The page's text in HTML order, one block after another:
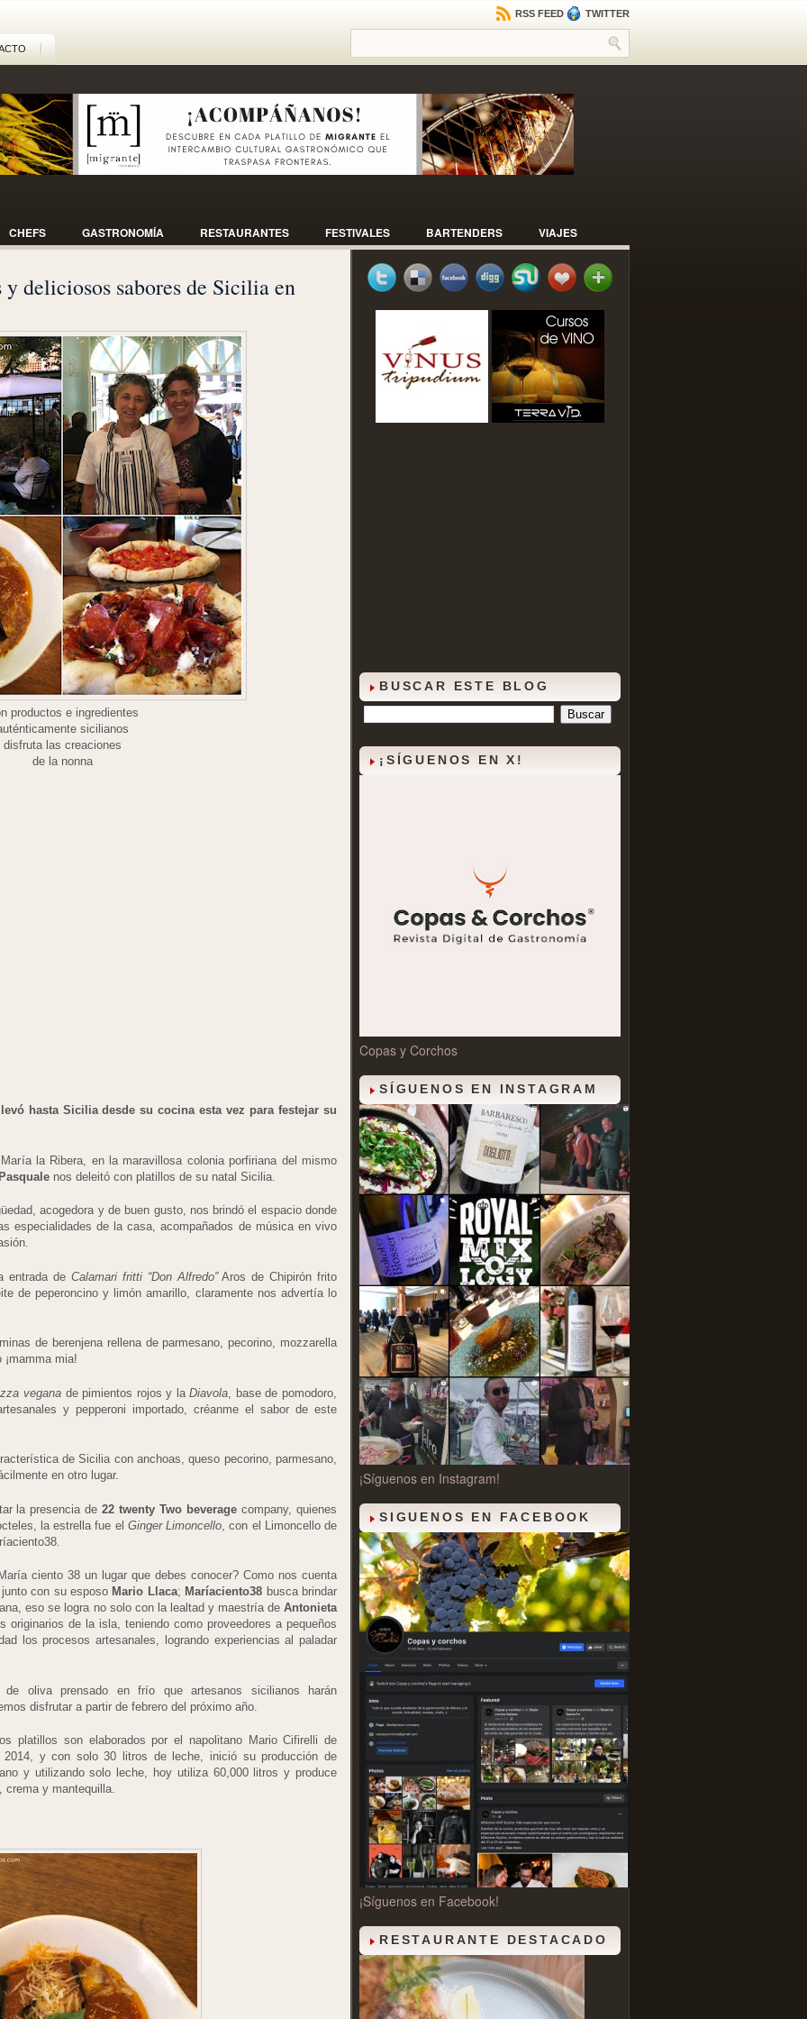
RSS FEED TWITTER
CHEFS GASTRONOMÍA RESTAURANTES FESTIVALES BARTENDERS VIAJES
deliciosos sabores de Sicilia en
productos e ingredientes
sicilianos
disfruta las creaciones
de la nonna
hasta Sicilia desde su cocina esta vez para festejar su
la Ribera, en la maravillosa colonia porfiriana del mismo
nos deleitó con platillos de su natal Sicilia.
acogedora y de buen gusto, nos brindó el espacio donde
especialidades de la casa, acompañados de música en vivo
entrada de Calamari fritti “Don Alfredo”Aros de Chipirón frito
de peperoncino y limón amarillo, claramente nos advertía lo
de berenjena rellena de parmesano, pecorino, mozzarella
mia!
veganade pimientos rojos y laDiavola , base de pomodoro,
y pepperoni importado, créanme el sabor de este
de Sicilia con anchoas, queso pecorino, parmesano,
en otro lugar.
la presencia de22 twenty Two beverage company, quienes
la estrella fue el Ginger Limoncello , con el Limoncello de
ciento 38 un lugar que debes conocer? Como nos cuenta
con su esposo Mario Llaca; Maríaciento38 busca brindar
eso se logra no solo con la lealtad y maestría de Antonieta
originarios de la isla, teniendo como proveedores a pequeños
los procesos artesanales, logrando experiencias al paladar
oliva prensado en frío que artesanos sicilianos harán
disfrutar a partir de febrero del próximo año.
platillos son elaborados por el napolitano Mario Cifirelli de
y con solo 30 litros de leche, inició su producción de
y utilizando solo leche, hoy utiliza 60,000 litros y produce
crema y mantequilla.
BUSCAR ESTE BLOG
¡SÍGUENOS EN X!
Copas y Corchos
SÍGUENOS EN INSTAGRAM
¡Síguenos en Instagram!
SIGUENOS EN FACEBOOK
¡Síguenos en Facebook!
RESTAURANTE DESTACADO